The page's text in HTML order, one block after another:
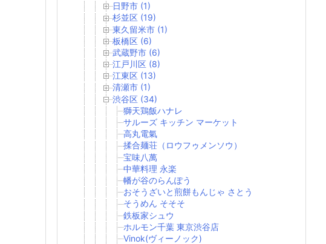
日野市 (1)
杉並区 (19)
東久留米市 (1)
板橋区 (6)
武蔵野市 (6)
江戸川区 (8)
江東区 (13)
清瀬市 (1)
渋谷区 (34)
獅天鶏飯ハナレ
サルーズ キッチン マーケット
高丸電氣
揉合麺荘（ロウフゥメンソウ）
宝味八萬
中華料理 永楽
幡が谷のらんぽう
おそうざいと煎餅もんじゃ さとう
そうめん そそそ
鉄板家シュウ
ホルモン千葉 東京渋谷店
Vinok(ヴィーノック)